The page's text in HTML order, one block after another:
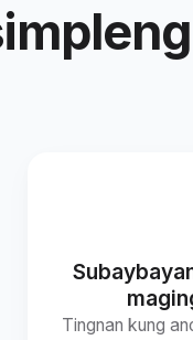
Tingnan kung